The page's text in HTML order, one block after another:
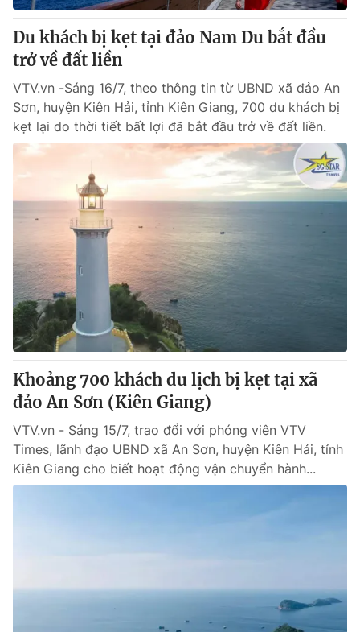
Du khách bị kẹt tại đảo Nam Du bắt đầu
trở về đất liền
VTV.vn -Sáng 16/7, theo thông tin từ UBND xã đảo An
Sơn, huyện Kiên Hải, tỉnh Kiên Giang, 700 du khách bị
kẹt lại do thời tiết bất lợi đã bắt đầu trở về đất liền.
Khoảng 700 khách du lịch bị kẹt tại xã
đảo An Sơn (Kiên Giang)
VTV.vn - Sáng 15/7, trao đổi với phóng viên VTV
Times, lãnh đạo UBND xã An Sơn, huyện Kiên Hải, tỉnh
Kiên Giang cho biết hoạt động vận chuyển hành...